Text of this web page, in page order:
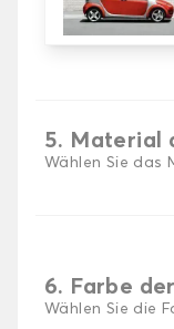
4.
Wählen Sie die
5. Material
Wählen Sie das
6. Farbe
Wählen Sie die